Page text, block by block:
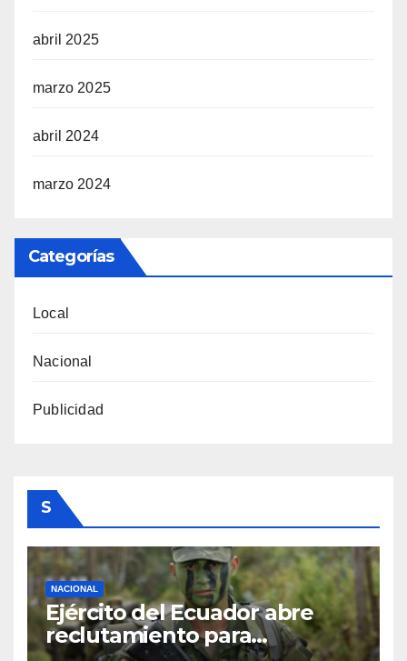
abril 2025
marzo 2025
abril 2024
marzo 2024
Categorías
Local
Nacional
Publicidad
S
NACIONAL
Ejército del Ecuador abre
reclutamiento para